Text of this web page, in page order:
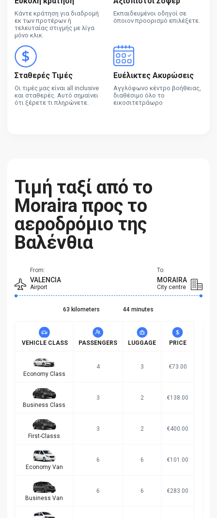
Κάντε κράτηση για διαδρομή
εκ των προτέρων ή
τελευταίας στιγμής με λίγα
μόνο κλικ.
Εκπαιδευμένοι οδηγοί σε
όποιον προορισμό επιλέξετε.
Σταθερές Τιμές
Οι τιμές μας είναι all inclusive
και σταθερές. Αυτό σημαίνει
ότι ξέρετε τι πληρώνετε.
Ευέλικτες Ακυρώσεις
Αγγλόφωνο κέντρο βοήθειας,
διαθέσιμο όλο το
εικοσιτετράωρο
Τιμή ταξί από το
Moraira προς το
αεροδρόμιο της
Βαλένθια
From:
VALENCIA
Airport
To:
MORAIRA
City centre
63 kilometers 44 minutes
VEHICLE CLASS PASSENGERS LUGGAGE PRICE
Economy Class
4 3 €73.00
Business Class
3 2 €138.00
First-Classs
3 2 €400.00
Economy Van
6 6 €101.00
Business Van
6 6 €283.00